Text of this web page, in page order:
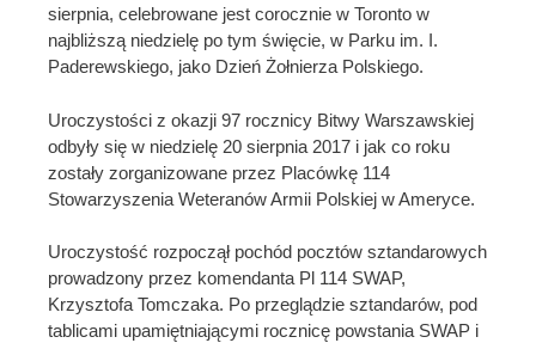
sierpnia, celebrowane jest corocznie w Toronto w
najbliższą niedzielę po tym święcie, w Parku im. I.
Paderewskiego, jako Dzień Żołnierza Polskiego.
Uroczystości z okazji 97 rocznicy Bitwy Warszawskiej
odbyły się w niedzielę 20 sierpnia 2017 i jak co roku
zostały zorganizowane przez Placówkę 114
Stowarzyszenia Weteranów Armii Polskiej w Ameryce.
Uroczystość rozpoczął pochód pocztów sztandarowych
prowadzony przez komendanta Pl 114 SWAP,
Krzysztofa Tomczaka. Po przeglądzie sztandarów, pod
tablicami upamiętniającymi rocznicę powstania SWAP i